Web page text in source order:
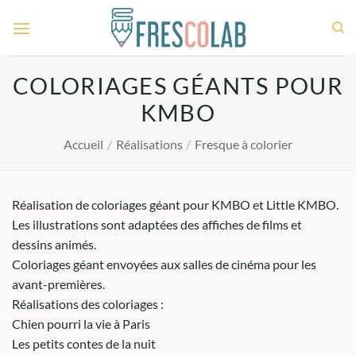
COLORIAGES GÉANTS POUR
KMBO
Accueil / Réalisations / Fresque à colorier
Réalisation de coloriages géant pour KMBO et Little KMBO.
Les illustrations sont adaptées des affiches de films et
dessins animés.
Coloriages géant envoyées aux salles de cinéma pour les
avant-premières.
Réalisations des coloriages :
Chien pourri la vie à Paris
Les petits contes de la nuit